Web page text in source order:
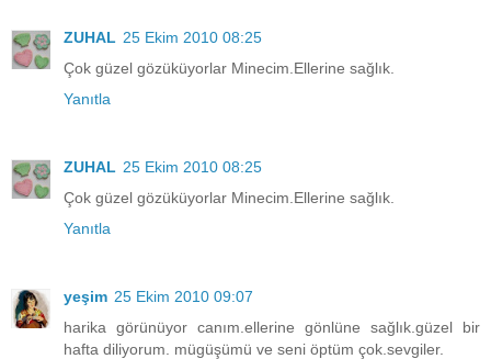
ZUHAL 25 Ekim 2010 08:25
Çok güzel gözüküyorlar Minecim.Ellerine sağlık.
Yanıtla
ZUHAL 25 Ekim 2010 08:25
Çok güzel gözüküyorlar Minecim.Ellerine sağlık.
Yanıtla
yeşim 25 Ekim 2010 09:07
harika görünüyor canım.ellerine gönlüne sağlık.güzel bir
hafta diliyorum. mügüşümü ve seni öptüm çok.sevgiler.